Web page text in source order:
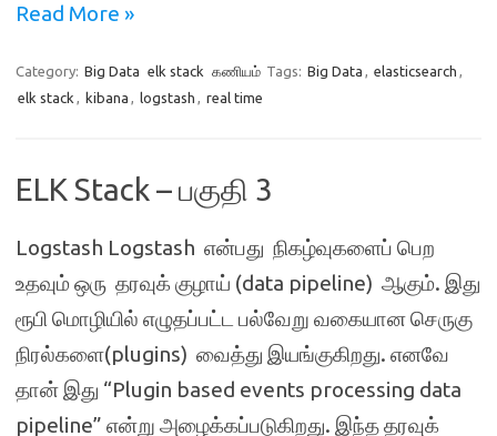
Read More »
Category: Big Data elk stack கணியம் Tags: Big Data , elasticsearch ,
elk stack , kibana , logstash , real time
ELK Stack – பகுதி 3
Logstash Logstash என்பது நிகழ்வுகளைப் பெற
உதவும் ஒரு தரவுக் குழாய் (data pipeline) ஆகும். இது
ரூபி மொழியில் எழுதப்பட்ட பல்வேறு வகையான செருகு
நிரல்களை(plugins) வைத்து இயங்குகிறது. எனவே
தான் இது “Plugin based events processing data
pipeline” என்று அழைக்கப்படுகிறது. இந்த தரவுக்